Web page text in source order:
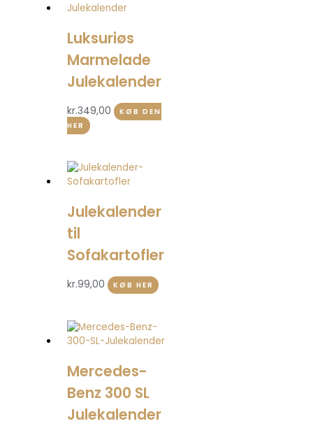
Luksuriøs
Marmelade
Julekalender
kr.349,00
KØB DEN
HER
Julekalender
til
Sofakartofler
kr.99,00 KØB HER
Mercedes-
Benz 300 SL
Julekalender